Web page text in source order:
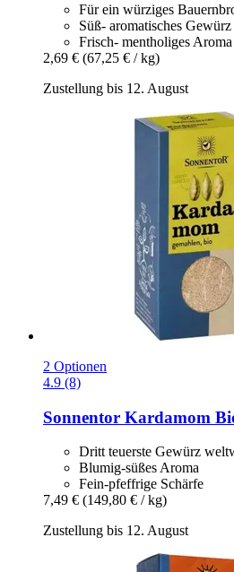
Für ein würziges
Süß- aromatisches Gewürz
Frisch- mentholiges Aroma
2,69 € (67,25 € / kg)
Zustellung bis 12. August
2 Optionen
4.9 (8)
Sonnentor Kardamom
Dritt teuerste Gewürz
Blumig-süßes Aroma
Fein-pfeffrige Schärfe
7,49 € (149,80 € / kg)
Zustellung bis 12. August